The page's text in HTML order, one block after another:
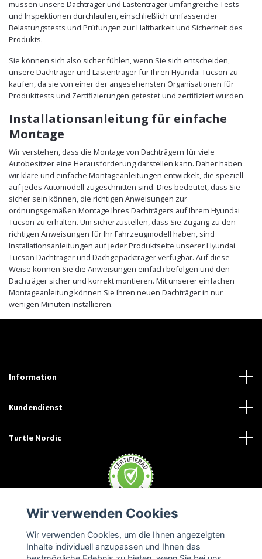
müssen unsere Dachträger und Lastenträger umfangreiche Tests
und Inspektionen durchlaufen, einschließlich umfassender
Belastungstests und Prüfungen zur Haltbarkeit und Sicherheit des
Produkts.
Sie können sich also sicher fühlen, wenn Sie sich entscheiden,
unsere Dachträger und Lastenträger für Ihren Hyundai Tucson zu
kaufen, da sie von einer der angesehensten Organisationen für
Produkttests und Zertifizierungen getestet und zertifiziert wurden.
Installationsanleitung für einfache
Montage
Wir verstehen, dass die Montage von Dachträgern für viele
Autobesitzer eine Herausforderung darstellen kann. Daher haben
wir klare und einfache Montageanleitungen entwickelt, die speziell
auf jedes Automodell zugeschnitten sind. Dies bedeutet, dass Sie
sicher sein können, die richtigen Anweisungen zur
ordnungsgemäßen Montage Ihres Dachträgers auf Ihrem Hyundai
Tucson zu erhalten. Um sicherzustellen, dass Sie Zugang zu den
richtigen Anweisungen für Ihr Fahrzeugmodell haben, sind
Installationsanleitungen auf jeder Produktseite unserer Hyundai
Tucson Dachträger und Dachgepäckträger verfügbar. Auf diese
Weise können Sie die Anweisungen einfach befolgen und den
Dachträger sicher und korrekt montieren. Mit unserer einfachen
Montageanleitung können Sie Ihren neuen Dachträger in nur
wenigen Minuten installieren.
Information
Kundendienst
Turtle Nordic
Wir verwenden Cookies
Wir verwenden Cookies, um die Ihnen angezeigten
Inhalte individuell anzupassen und Ihnen das